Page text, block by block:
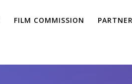
FILM COMMISSION